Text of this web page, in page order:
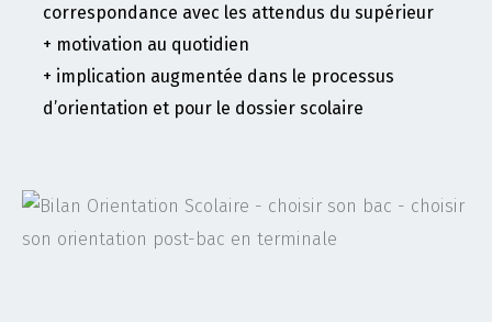
correspondance avec les attendus du supérieur
+ motivation au quotidien
+ implication augmentée dans le processus
d’orientation et pour le dossier scolaire